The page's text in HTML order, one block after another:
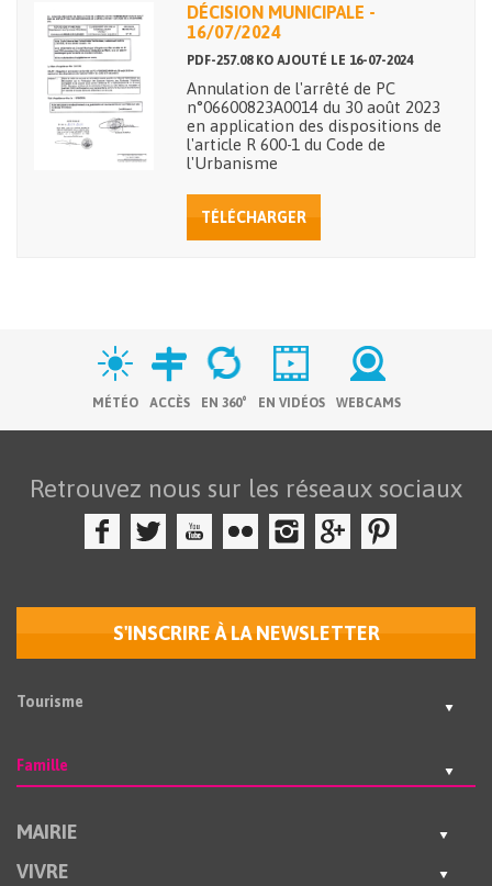
DÉCISION MUNICIPALE -
16/07/2024
PDF-257.08 KO AJOUTÉ LE 16-07-2024
Annulation de l'arrêté de PC
n°06600823A0014 du 30 août 2023
en application des dispositions de
l'article R 600-1 du Code de
l'Urbanisme
TÉLÉCHARGER
MÉTÉO ACCÈS EN 360° EN VIDÉOS WEBCAMS
Retrouvez nous sur les réseaux sociaux
S'INSCRIRE À LA NEWSLETTER
Tourisme
Famille
MAIRIE
VIVRE